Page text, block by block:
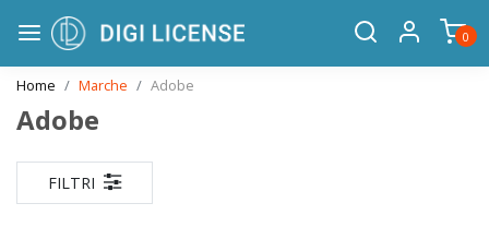
0
Home Marche Adobe
Adobe
FILTRI